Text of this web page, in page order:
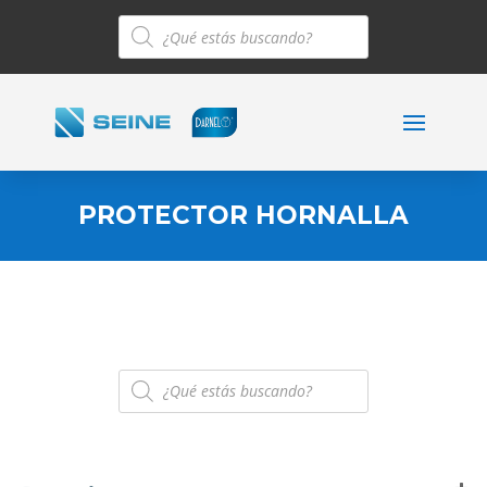
Búsqueda
de
productos
PROTECTOR HORNALLA
Búsqueda
de
productos